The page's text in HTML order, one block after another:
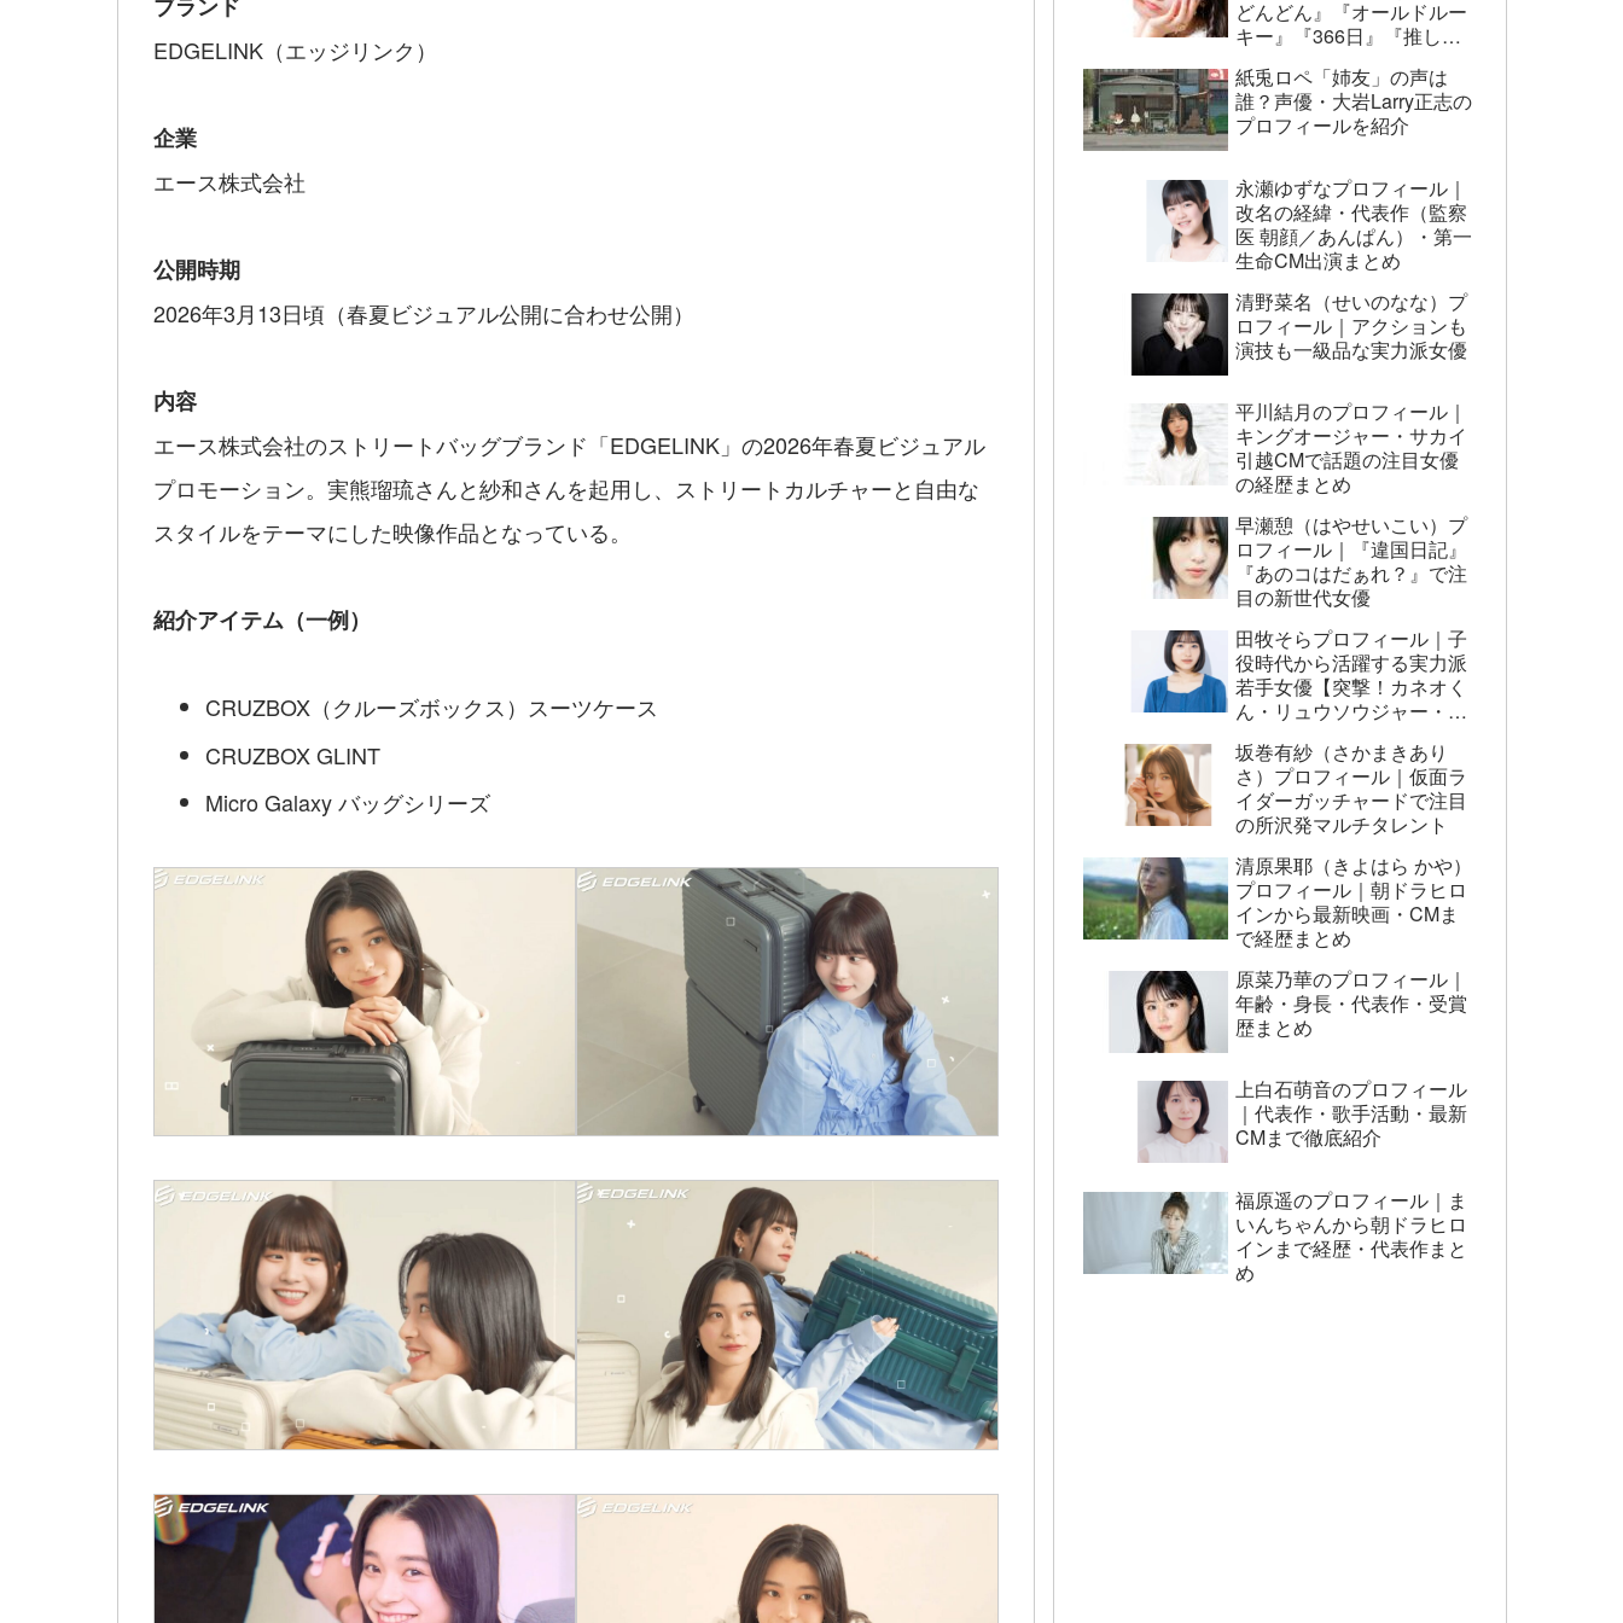
EDGELINK（エッジリンク）
企業
エース株式会社
公開時期
2026年3月13日頃（春夏ビジュアル公開に合わせ公開）
内容
エース株式会社のストリートバッグブランド「EDGELINK」の2026年春夏ビジュアル
プロモーション。実熊瑠琉さんと紗和さんを起用し、ストリートカルチャーと自由な
スタイルをテーマにした映像作品となっている。
紹介アイテム（一例）
CRUZBOX（クルーズボックス）スーツケース
CRUZBOX GLINT
Micro Galaxy バッグシリーズ
どんどん』『オールドルー
キー』『366日』『推しの
紙兎ロペ「姉友」の声は
誰？声優・大岩Larry正志の
プロフィールを紹介
永瀬ゆずなプロフィール｜
改名の経緯・代表作（監察
医 朝顔／あんぱん）・第一
生命CM出演まとめ
清野菜名（せいのなな）プ
ロフィール｜アクションも
演技も一級品な実力派女優
平川結月のプロフィール｜
キングオージャー・サカイ
引越CMで話題の注目女優
の経歴まとめ
早瀬憩（はやせいこい）プ
ロフィール｜『違国日記』
『あのコはだぁれ？』で注
目の新世代女優
田牧そらプロフィール｜子
役時代から活躍する実力派
若手女優【突撃！カネオく
ん・リュウソウジャー・映
坂巻有紗（さかまきあり
さ）プロフィール｜仮面ラ
イダーガッチャードで注目
の所沢発マルチタレント
清原果耶（きよはら かや）
プロフィール｜朝ドラヒロ
インから最新映画・CMま
で経歴まとめ
原菜乃華のプロフィール｜
年齢・身長・代表作・受賞
歴まとめ
上白石萌音のプロフィール
｜代表作・歌手活動・最新
CMまで徹底紹介
福原遥のプロフィール｜ま
いんちゃんから朝ドラヒロ
インまで経歴・代表作まと
め